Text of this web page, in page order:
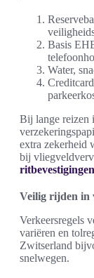
Basis
Water,
Bij lange reizen
extra zekerheid
bij
ritbevestigingen
Veilig rijden in
Verkeersregels
variëren en
Zwitserland
snelwegen.